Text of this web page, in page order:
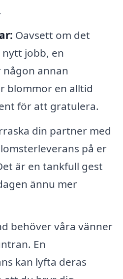
Oavsett om det
jobb, en
annan
blommor en alltid
för att gratulera.
din partner med
på er
är en tankfull gest
ännu mer
behöver våra vänner
En
kan lyfta deras